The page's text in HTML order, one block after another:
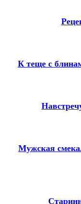
К теще с
Мужская